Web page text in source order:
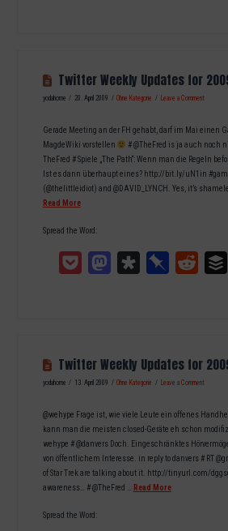
Twitter Weekly Updates for
yodahome 20. April 2009 Ohne Kategorie Leave a Comment
Gerade Meeting an der FH gehabt, darf im Mai einen
MagdeWiki vorstellen
# @TheFred is ja auch noch
TheFred # Spiele „The Path“: Wenn man die Regeln
Ist es dann überhaupt eines? http://bit.ly/uN1in
(@thelittleidiot) and @DAVID_LYNCH. Yes, it’s
Read More
Spread the Word:
Pocket MastodonDiasporaPinboardReddit
Twitter Weekly Updates for
yodahome 13. April 2009 Ohne Kategorie Leave a Comment
@wehype Frage ist, wie viele Leute ein offenes
kann man die meisten closed-Geräte eh schon
wehype # @danvers Doch. Eingeschränktes
von öffentlichem Interesse. in reply to danvers # RT
of Star Trek are talking about it. http://tinyurl.com/
awareness… # @TheFred … Read More
Spread the Word: